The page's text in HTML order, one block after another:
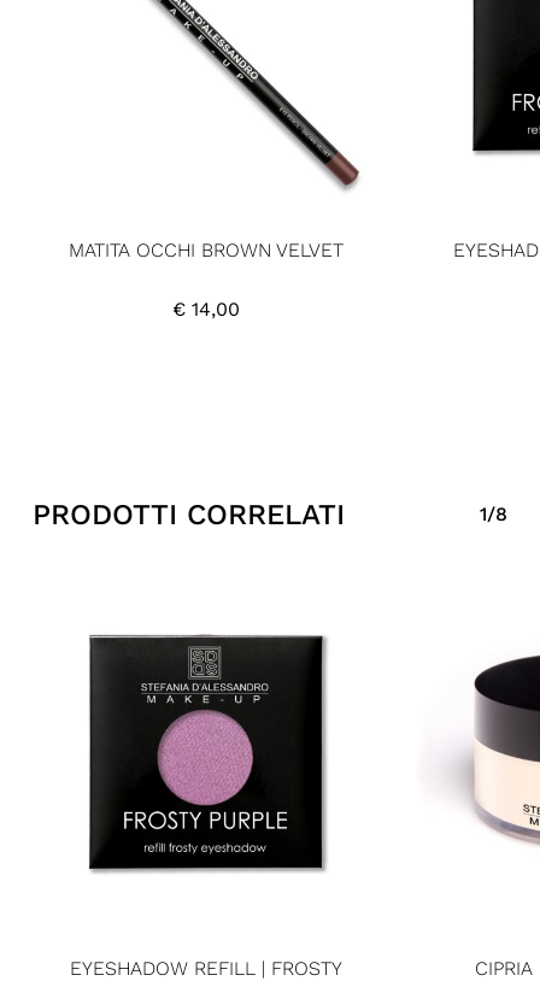
MATITA OCCHI BROWN VELVET
€14,00
PRODOTTI CORRELATI 1/8
EYESHADOW REFILL | FROSTY
CIPRIA